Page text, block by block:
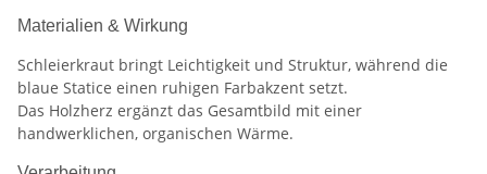
Materialien & Wirkung
Schleierkraut bringt Leichtigkeit und Struktur, während die
blaue Statice einen ruhigen Farbakzent setzt.
Das Holzherz ergänzt das Gesamtbild mit einer
handwerklichen, organischen Wärme.